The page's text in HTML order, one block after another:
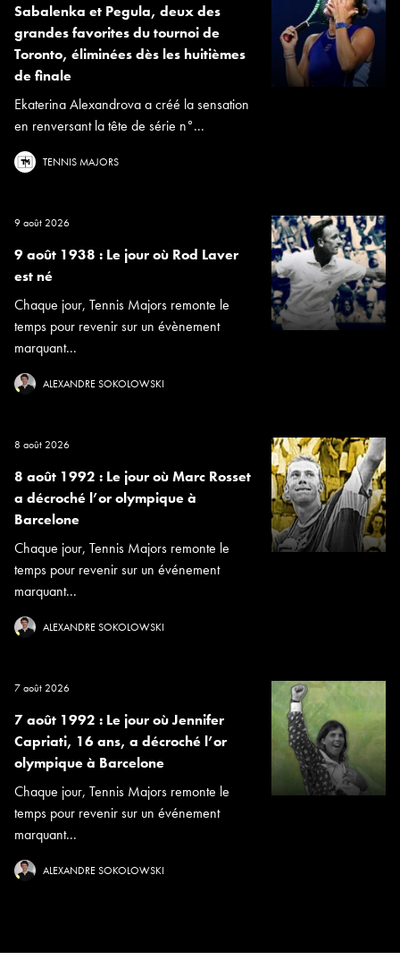
Sabalenka et Pegula, deux des
grandes favorites du tournoi de
Toronto, éliminées dès les huitièmes
de finale
Ekaterina Alexandrova a créé la sensation
en renversant la tête de série n°...
TENNIS MAJORS
9 août 2026
9 août 1938 : Le jour où Rod Laver
est né
Chaque jour, Tennis Majors remonte le
temps pour revenir sur un évènement
marquant...
ALEXANDRE SOKOLOWSKI
8 août 2026
8 août 1992 : Le jour où Marc Rosset
a décroché l’or olympique à
Barcelone
Chaque jour, Tennis Majors remonte le
temps pour revenir sur un événement
marquant...
ALEXANDRE SOKOLOWSKI
7 août 2026
7 août 1992 : Le jour où Jennifer
Capriati, 16 ans, a décroché l’or
olympique à Barcelone
Chaque jour, Tennis Majors remonte le
temps pour revenir sur un événement
marquant...
ALEXANDRE SOKOLOWSKI